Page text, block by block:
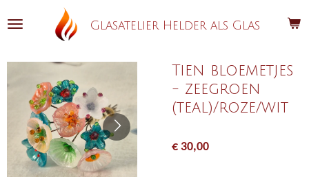
direct
Glasatelier Helder als Glas
Tien bloemetjes
- zeegroen
(teal)/roze/wit
€ 30,00